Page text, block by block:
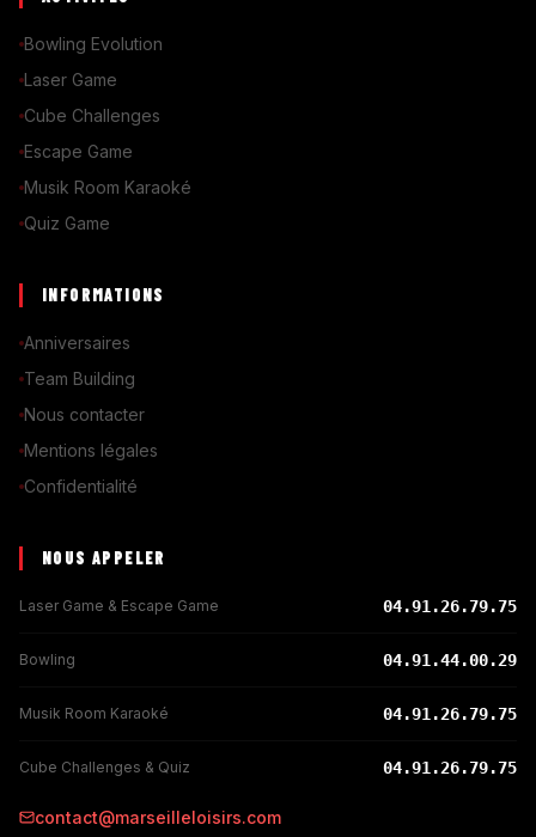
Bowling Evolution
Laser Game
Cube Challenges
Escape Game
Musik Room Karaoké
Quiz Game
INFORMATIONS
Anniversaires
Team Building
Nous contacter
Mentions légales
Confidentialité
NOUS APPELER
Laser Game & Escape Game 04.91.26.79.75
Bowling 04.91.44.00.29
Musik Room Karaoké 04.91.26.79.75
Cube Challenges & Quiz 04.91.26.79.75
contact@marseilleloisirs.com